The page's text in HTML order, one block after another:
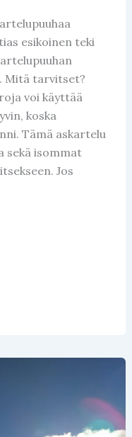
esikoinen teki
Mitä tarvitset?
voi käyttää
koska
Tämä askartelu
sekä isommat
Jos